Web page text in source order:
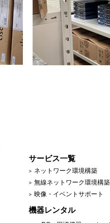
サービス一覧
ネットワーク環境構築
無線ネットワーク環境構築
映像・イベントサポート
機器レンタル